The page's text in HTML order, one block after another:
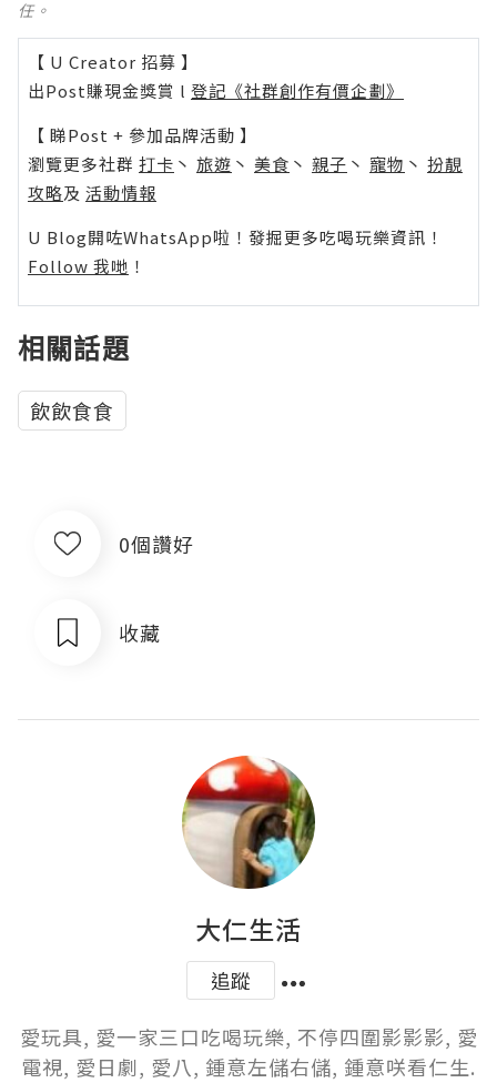
任。
【 U Creator 招募 】
出Post賺現金獎賞 l 登記《社群創作有價企劃》
【 睇Post + 參加品牌活動 】
瀏覽更多社群 打卡 丶 旅遊 丶 美食 丶 親子 丶 寵物 丶 扮靚
攻略及 活動情報
U Blog開咗WhatsApp啦！發掘更多吃喝玩樂資訊！
Follow 我哋 ！
相關話題
飲飲食食
0個讚好
收藏
大仁生活
追蹤
愛玩具, 愛一家三口吃喝玩樂, 不停四圍影影影, 愛
電視, 愛日劇, 愛八, 鍾意左儲右儲, 鍾意咲看仁生.